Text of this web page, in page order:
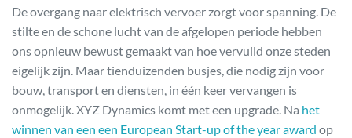
De overgang naar elektrisch vervoer zorgt voor spanning. De
stilte en de schone lucht van de afgelopen periode hebben
ons opnieuw bewust gemaakt van hoe vervuild onze steden
eigelijk zijn. Maar tienduizenden busjes, die nodig zijn voor
bouw, transport en diensten, in één keer vervangen is
onmogelijk. XYZ Dynamics komt met een upgrade. Na het
winnen van een een European Start-up of the year award op